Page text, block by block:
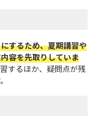
するため、夏期講習や
容を先取りしていま
するほか、疑問点が残